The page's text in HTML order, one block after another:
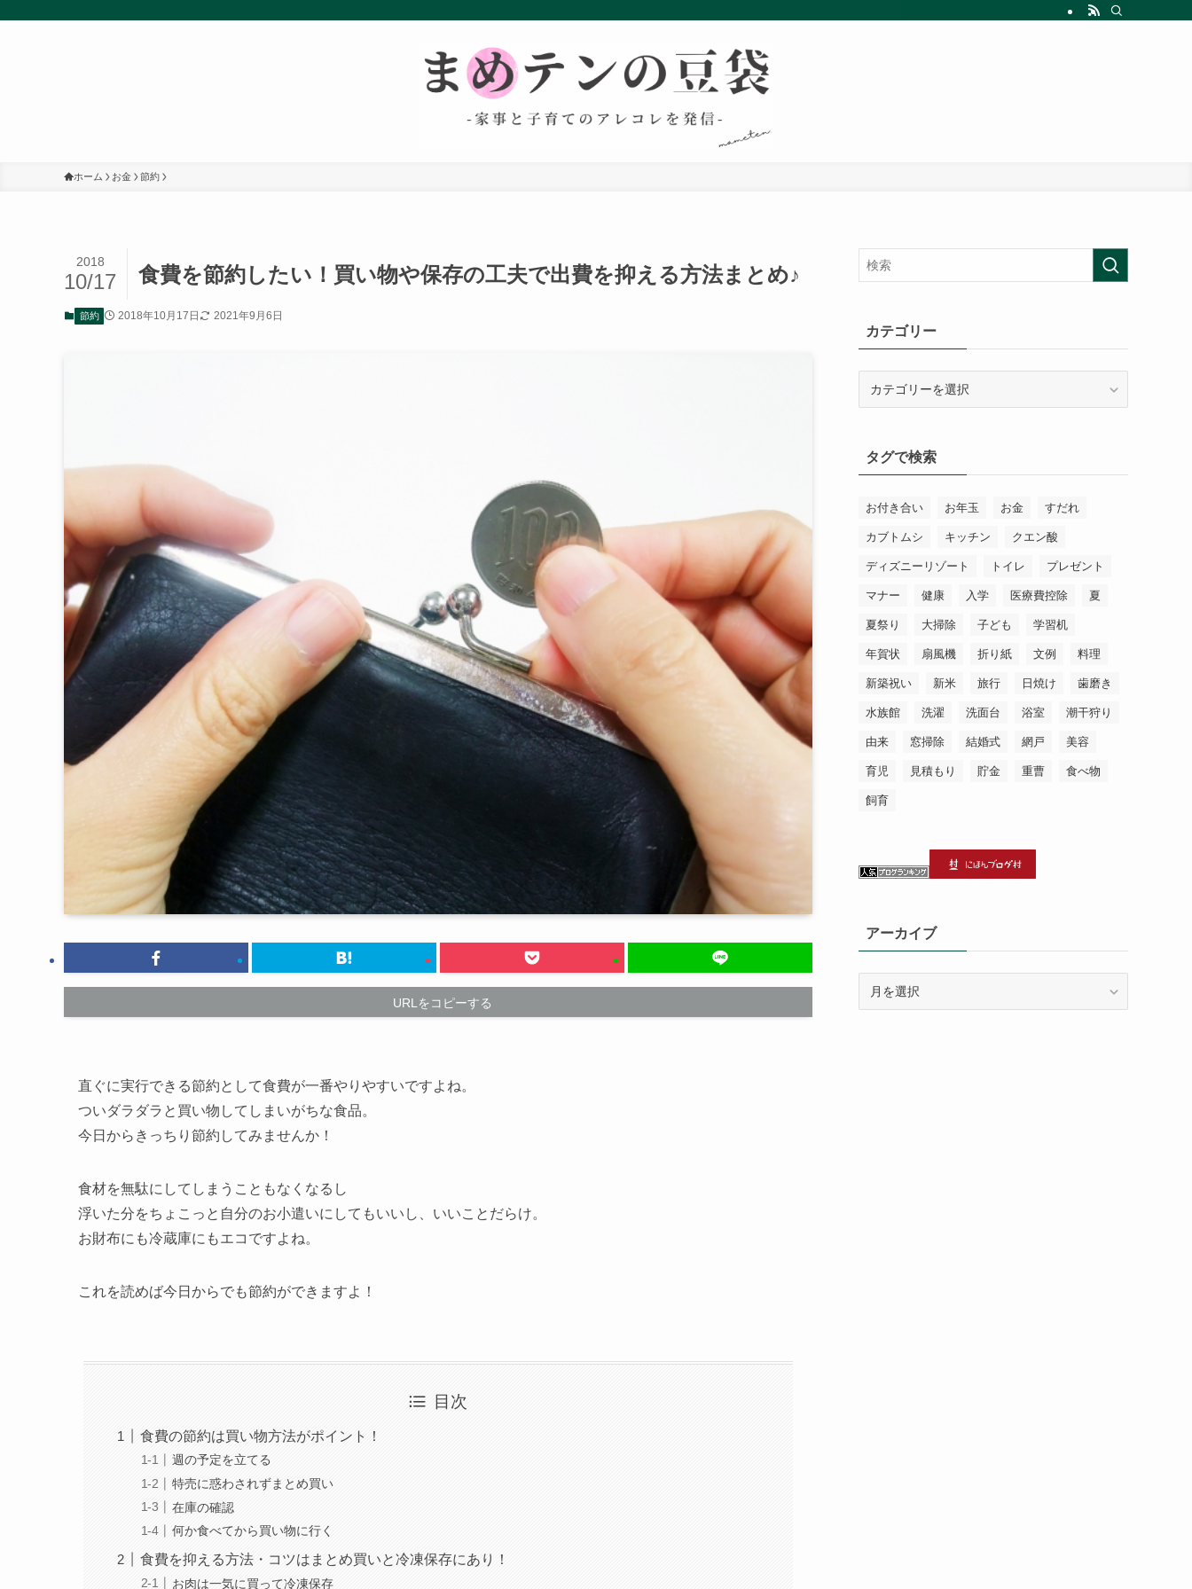
ホーム お金 節約
食費を節約したい！買い物や保存の工夫で出費を抑える方法まとめ♪
2018
10/17
節約 2018年10月17日 2021年9月6日
URLをコピーする
直ぐに実行できる節約として食費が一番やりやすいですよね。
ついダラダラと買い物してしまいがちな食品。
今日からきっちり節約してみませんか！
食材を無駄にしてしまうこともなくなるし
浮いた分をちょこっと自分のお小遣いにしてもいいし、いいことだらけ。
お財布にも冷蔵庫にもエコですよね。
これを読めば今日からでも節約ができますよ！
目次
食費の節約は買い物方法がポイント！
週の予定を立てる
特売に惑わされずまとめ買い
在庫の確認
何か食べてから買い物に行く
食費を抑える方法・コツはまとめ買いと冷凍保存にあり！
お肉は一気に買って冷凍保存
カテゴリー
ータグで検索
お付き合い お年玉 お金 すだれ
カブトムシ キッチン クエン酸
ディズニーリゾート トイレ プレゼント
マナー 健康 入学 医療費控除 夏
夏祭り 大掃除 子ども 学習机
年賀状 扇風機 折り紙 文例 料理
新築祝い 新米 旅行 日焼け 歯磨き
水族館 洗濯 洗面台 浴室 潮干狩り
由来 窓掃除 結婚式 網戸 美容
育児 見積もり 貯金 重曹 食べ物
飼育
アーカイブ